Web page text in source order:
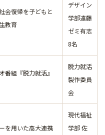
会復帰を子どもと
教育
デザイン
学部遠藤
ゼミ有志
8名
番組『脱力就活』
脱力就活
製作委員
会
を用いた高大連携
現代福祉
学部 佐